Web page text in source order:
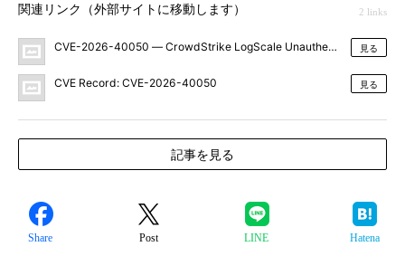
関連リンク（外部サイトに移動します） 2 links
CVE-2026-40050 ― CrowdStrike LogScale Unauthenticated Path
見る
CVE Record: CVE-2026-40050 見る
記事を見る
Share Post LINE Hatena